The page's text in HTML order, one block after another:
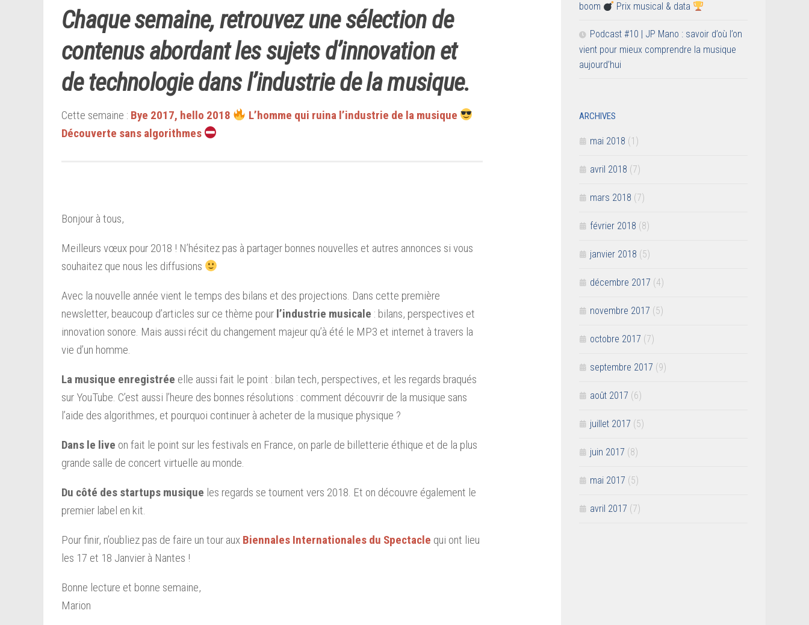
Chaque semaine, retrouvez une sélection de
contenus abordant les sujets d’innovation et
de technologie dans l’industrie de la musique.
Cette semaine : Bye 2017, hello 2018
L’homme qui ruina l’industrie de la musique
Découverte sans algorithmes
Bonjour à tous,
Meilleurs vœux pour 2018 ! N’hésitez pas à partager bonnes nouvelles et autres annonces si vous
souhaitez que nous les diffusions
Avec la nouvelle année vient le temps des bilans et des projections. Dans cette première
newsletter, beaucoup d’articles sur ce thème pour l’industrie musicale : bilans, perspectives et
innovation sonore. Mais aussi récit du changement majeur qu’à été le MP3 et internet à travers la
vie d’un homme.
La musique enregistrée elle aussi fait le point : bilan tech, perspectives, et les regards braqués
sur YouTube. C’est aussi l’heure des bonnes résolutions : comment découvrir de la musique sans
l’aide des algorithmes, et pourquoi continuer à acheter de la musique physique ?
Dans le live on fait le point sur les festivals en France, on parle de billetterie éthique et de la plus
grande salle de concert virtuelle au monde.
Du côté des startups musique les regards se tournent vers 2018. Et on découvre également le
premier label en kit.
Pour finir, n’oubliez pas de faire un tour aux Biennales Internationales du Spectacle qui ont lieu
les 17 et 18 Janvier à Nantes !
Bonne lecture et bonne semaine,
Marion
boom
Prix musical & data
Podcast #10 | JP Mano : savoir d’où l’on
vient pour mieux comprendre la musique
aujourd’hui
ARCHIVES
mai 2018 (1)
avril 2018 (7)
mars 2018 (7)
février 2018 (8)
janvier 2018 (5)
décembre 2017 (4)
novembre 2017 (5)
octobre 2017 (7)
septembre 2017 (9)
août 2017 (6)
juillet 2017 (5)
juin 2017 (8)
mai 2017 (5)
avril 2017 (7)